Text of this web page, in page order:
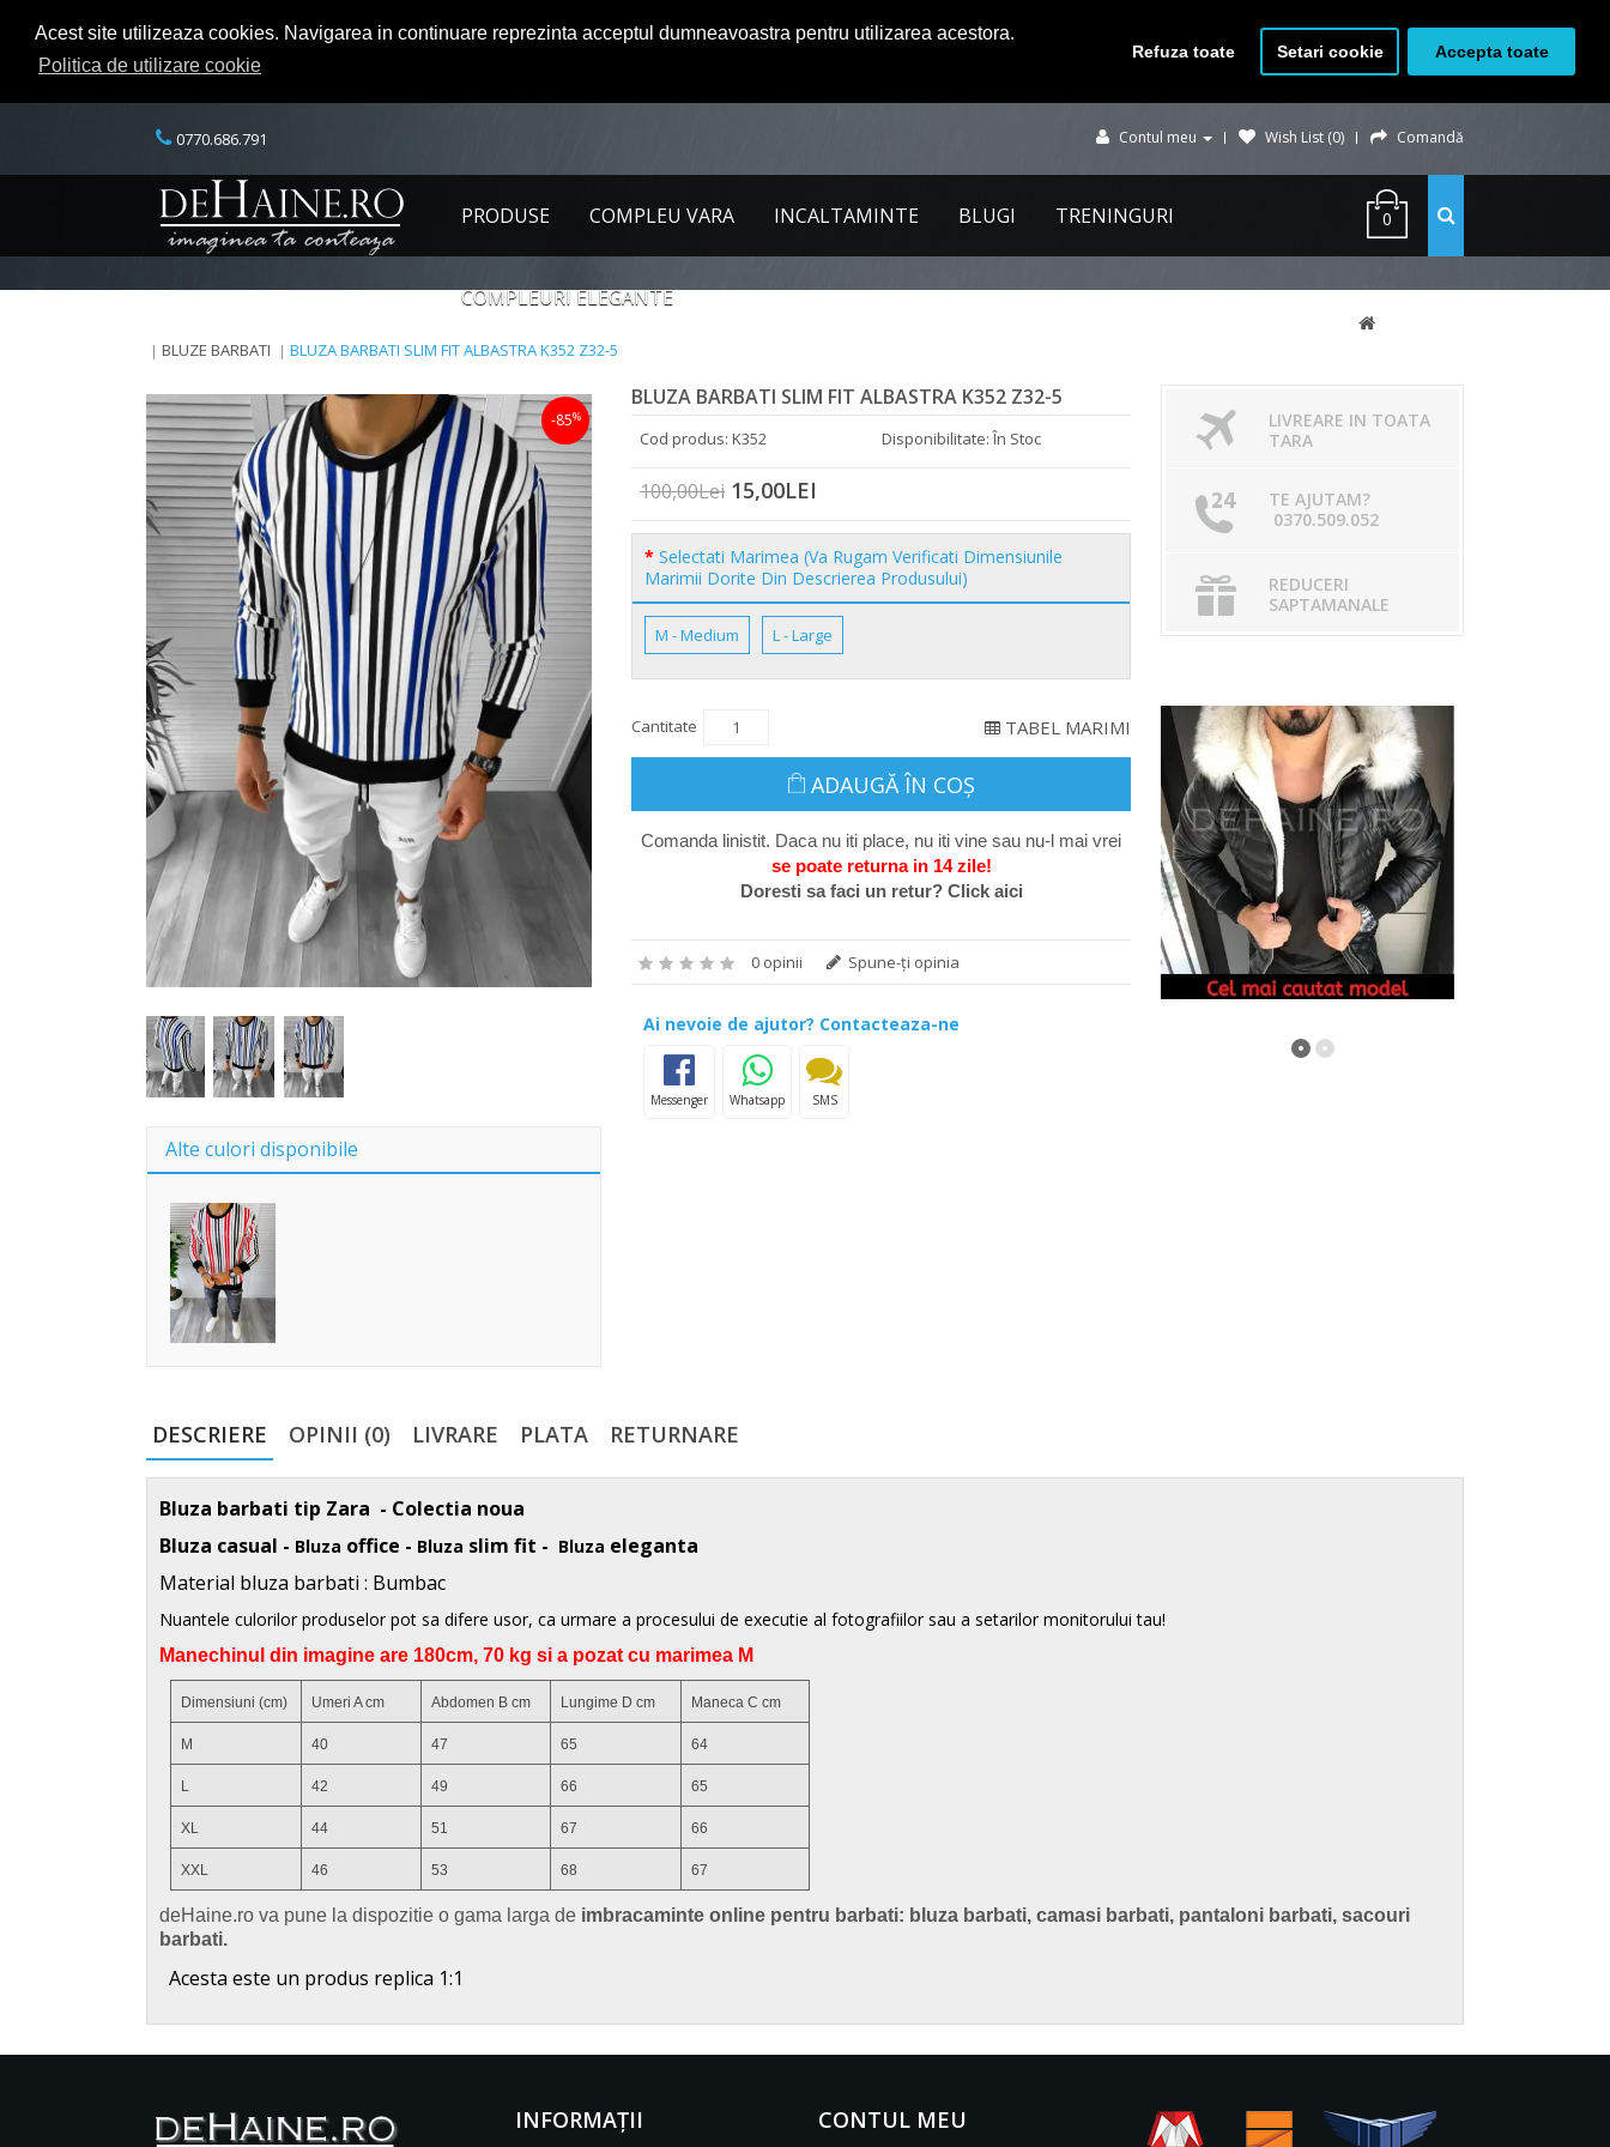
Acest site utilizeaza cookies. Navigarea in continuare reprezinta acceptul dumneavoastra pentru utilizarea acestora.
Politica de utilizare cookie
Refuza toate Setari cookie Accepta toate
0770.686.791 Contul meu Wish List (0) Comandă
0
PRODUSE COMPLEU VARA INCALTAMINTE BLUGI TRENINGURI
COMPLEURI ELEGANTE
BLUZE BARBATI BLUZA BARBATI SLIM FIT ALBASTRA K352 Z32-5
-85%
Alte culori disponibile
BLUZA BARBATI SLIM FIT ALBASTRA K352 Z32-5
Cod produs: K352 Disponibilitate: În Stoc
100,00Lei 15,00LEI
Selectati Marimea (Va Rugam Verificati Dimensiunile
Marimii Dorite Din Descrierea Produsului)
M - Medium L - Large
Cantitate TABEL MARIMI
ADAUGĂ ÎN COŞ
Comanda linistit. Daca nu iti place, nu iti vine sau nu-l mai vrei
se poate returna in 14 zile!
Doresti sa faci un retur? Click aici
0 opinii Spune-ţi opinia
Ai nevoie de ajutor? Contacteaza-ne
Messenger Whatsapp SMS
LIVREARE IN TOATA
TARA
TE AJUTAM?
0370.509.052
REDUCERI
SAPTAMANALE
DESCRIERE OPINII (0) LIVRARE PLATA RETURNARE
Bluza barbati tip Zara - Colectia noua
Bluza casual - Bluza office - Bluza slim fit - Bluza eleganta
Material bluza barbati : Bumbac
Nuantele culorilor produselor pot sa difere usor, ca urmare a procesului de executie al fotografiilor sau a setarilor monitorului tau!
Manechinul din imagine are 180cm, 70 kg si a pozat cu marimea M
Dimensiuni (cm) Umeri A cm Abdomen B cm Lungime D cm Maneca C cm
M 40 47 65 64
L 42 49 66 65
XL 44 51 67 66
XXL 46 53 68 67
deHaine.ro va pune la dispozitie o gama larga de imbracaminte online pentru barbati: bluza barbati, camasi barbati, pantaloni barbati, sacouri
barbati.
Acesta este un produs replica 1:1
INFORMAŢII CONTUL MEU